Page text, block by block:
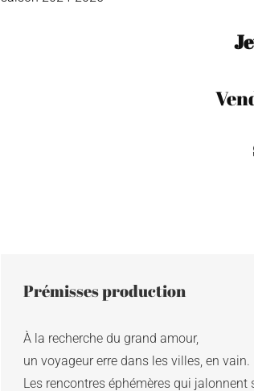
Prémisses production
À la recherche du grand amour,
un voyageur erre dans les villes, en vain.
Les rencontres éphémères qui